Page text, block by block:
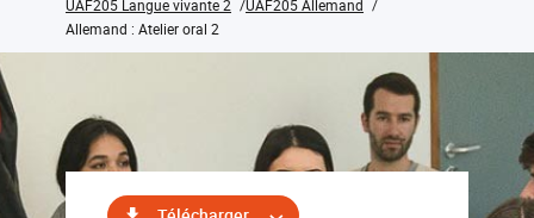
UAF205 Langue vivante 2
UAF205 Allemand
Allemand : Atelier oral 2